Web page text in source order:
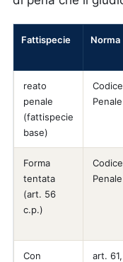
Fattispecie Norma
reato
penale
(fattispecie
base)
Codice
Penale
Forma
tentata
(art. 56
c.p.)
Codice
Penale
Con
art. 61,